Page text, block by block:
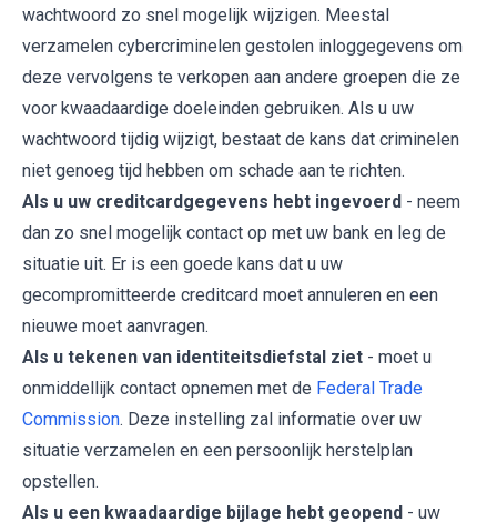
wachtwoord zo snel mogelijk wijzigen. Meestal
verzamelen cybercriminelen gestolen inloggegevens om
deze vervolgens te verkopen aan andere groepen die ze
voor kwaadaardige doeleinden gebruiken. Als u uw
wachtwoord tijdig wijzigt, bestaat de kans dat criminelen
niet genoeg tijd hebben om schade aan te richten.
Als u uw creditcardgegevens hebt ingevoerd - neem
dan zo snel mogelijk contact op met uw bank en leg de
situatie uit. Er is een goede kans dat u uw
gecompromitteerde creditcard moet annuleren en een
nieuwe moet aanvragen.
Als u tekenen van identiteitsdiefstal ziet - moet u
onmiddellijk contact opnemen met de Federal Trade
Commission. Deze instelling zal informatie over uw
situatie verzamelen en een persoonlijk herstelplan
opstellen.
Als u een kwaadaardige bijlage hebt geopend - uw